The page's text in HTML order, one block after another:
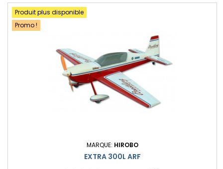
Produit plus disponible
Promo !
MARQUE: HIROBO
EXTRA 300L ARF